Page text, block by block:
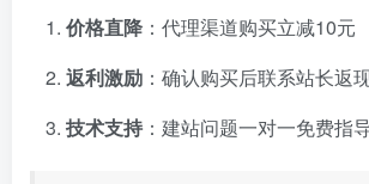
价格直降 ​：代理渠道购买立减10元
返利激励 ：确认购买后联系站长返
技术支持 ：建站问题一对一免费指